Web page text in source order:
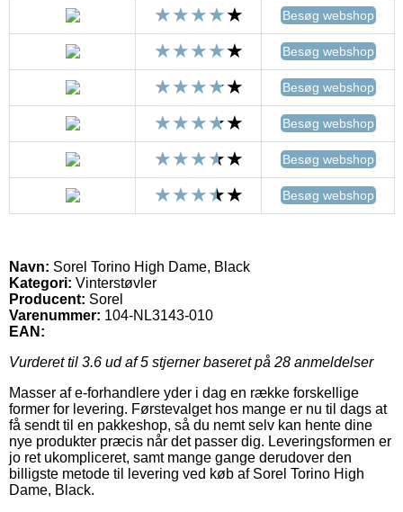
Besøg webshop
Besøg webshop
Besøg webshop
Besøg webshop
Besøg webshop
Besøg webshop
Navn: Sorel Torino High Dame, Black
Kategori: Vinterstøvler
Producent: Sorel
Varenummer: 104-NL3143-010
EAN:
Vurderet til 3.6 ud af 5 stjerner baseret på 28 anmeldelser
Masser af e-forhandlere yder i dag en række forskellige
former for levering. Førstevalget hos mange er nu til dags at
få sendt til en pakkeshop, så du nemt selv kan hente dine
nye produkter præcis når det passer dig. Leveringsformen er
jo ret ukompliceret, samt mange gange derudover den
billigste metode til levering ved køb af Sorel Torino High
Dame, Black.